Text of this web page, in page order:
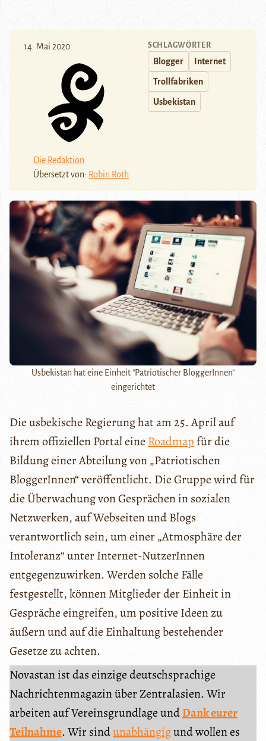
14. Mai 2020
Die Redaktion
Übersetzt von: Robin Roth
SCHLAGWÖRTER
Blogger Internet
Trollfabriken
Usbekistan
Usbekistan hat eine Einheit "Patriotischer BloggerInnen"
eingerichtet
Die usbekische Regierung hat am 25. April auf
ihrem offiziellen Portal eineRoadmapfür die
Bildung einer Abteilung von „Patriotischen
BloggerInnen“ veröffentlicht. Die Gruppe wird für
die Überwachung von Gesprächen in sozialen
Netzwerken, auf Webseiten und Blogs
verantwortlich sein, um einer „Atmosphäre der
Intoleranz“ unter Internet-NutzerInnen
entgegenzuwirken. Werden solche Fälle
festgestellt, können Mitglieder der Einheit in
Gespräche eingreifen, um positive Ideen zu
äußern und auf die Einhaltung bestehender
Gesetze zu achten.
Novastan ist das einzige deutschsprachige
Nachrichtenmagazin über Zentralasien. Wir
arbeiten auf Vereinsgrundlage undDank eurer
Teilnahme. Wir sindunabhängigund wollen es